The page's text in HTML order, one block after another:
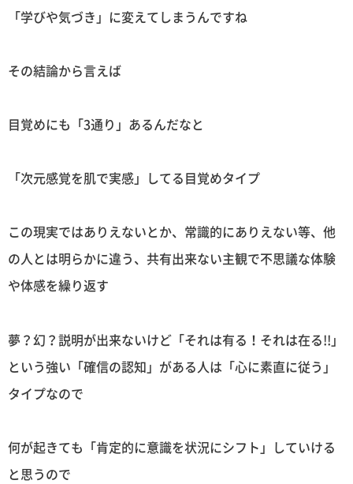
「学びや気づき」に変えてしまうんですね
その結論から言えば
目覚めにも「3通り」あるんだなと
「次元感覚を肌で実感」してる目覚めタイプ
この現実ではありえないとか、常識的にありえない等、他
の人とは明らかに違う、共有出来ない主観で不思議な体験
や体感を繰り返す
夢？幻？説明が出来ないけど「それは有る！それは在る!!」
という強い「確信の認知」がある人は「心に素直に従う」
タイプなので
何が起きても「肯定的に意識を状況にシフト」していける
と思うので